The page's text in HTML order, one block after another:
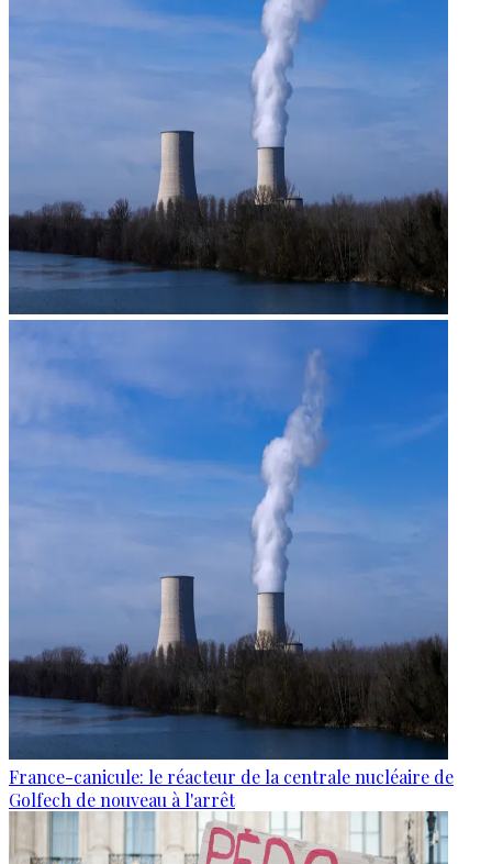
France-canicule: le réacteur de la centrale nucléaire de
Golfech de nouveau à l'arrêt